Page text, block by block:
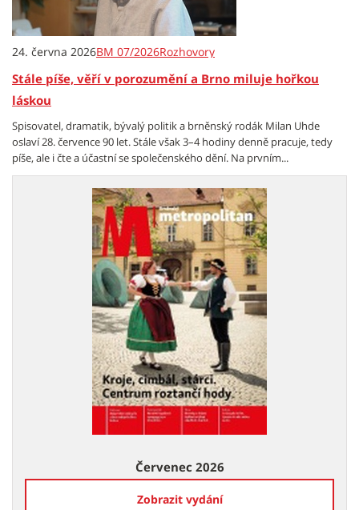
24. června 2026BM 07/2026Rozhovory
Stále píše, věří v porozumění a Brno miluje hořkou
láskou
Spisovatel, dramatik, bývalý politik a brněnský rodák Milan Uhde
oslaví 28. července 90 let. Stále však 3–4 hodiny denně pracuje, tedy
píše, ale i čte a účastní se společenského dění. Na prvním...
Červenec 2026
Zobrazit vydání